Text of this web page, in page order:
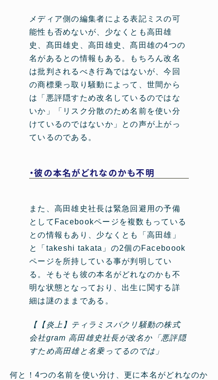
メディア側の編集者による表記ミスの可
能性も否めないが、少なくとも高田雄
史、髙田雄史、高田雄史、髙田雄の4つの
名があるとの情報もある。もちろん改名
は批判されるべき行為ではないが、今回
の商標乗っ取り騒動によって、世間から
は「悪評隠すため改名しているのではな
いか」「リスク分散のため名前を使い分
けているのではないか」との声が上がっ
ているのである。
・彼の本名がどれなのかも不明
また、高田雄史社長は緊急回避用の予備
としてFacebookページを複数もっている
との情報もあり、少なくとも「高田雄」
と「takeshi takata」の2個のFaceboook
ページを所持している事が判明してい
る。そもそも彼の本名がどれなのかも不
明な状態となっており、出生に関する詳
細は謎のままである。
【【炎上】ティラミスパクリ騒動の株式
会社gram 高田雄史社長が改名か「悪評隠
すため高田雄と名乗ってるのでは」
何と！4つの名前を使い分け、更に本名がどれなのか